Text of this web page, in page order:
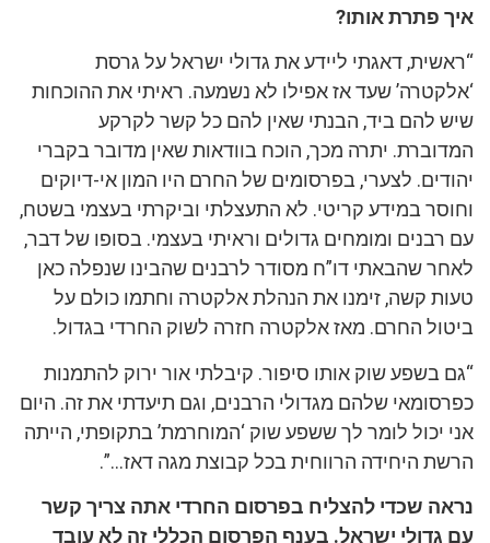
איך פתרת אותו?
“ראשית, דאגתי ליידע את גדולי ישראל על גרסת
‘אלקטרה’ שעד אז אפילו לא נשמעה. ראיתי את ההוכחות
שיש להם ביד, הבנתי שאין להם כל קשר לקרקע
המדוברת. יתרה מכך, הוכח בוודאות שאין מדובר בקברי
יהודים. לצערי, בפרסומים של החרם היו המון אי-דיוקים
וחוסר במידע קריטי. לא התעצלתי וביקרתי בעצמי בשטח,
עם רבנים ומומחים גדולים וראיתי בעצמי. בסופו של דבר,
לאחר שהבאתי דו”ח מסודר לרבנים שהבינו שנפלה כאן
טעות קשה, זימנו את הנהלת אלקטרה וחתמו כולם על
ביטול החרם. מאז אלקטרה חזרה לשוק החרדי בגדול.
“גם בשפע שוק אותו סיפור. קיבלתי אור ירוק להתמנות
כפרסומאי שלהם מגדולי הרבנים, וגם תיעדתי את זה. היום
אני יכול לומר לך ששפע שוק ‘המוחרמת’ בתקופתי, הייתה
הרשת היחידה הרווחית בכל קבוצת מגה דאז…”.
נראה שכדי להצליח בפרסום החרדי אתה צריך קשר
עם גדולי ישראל. בענף הפרסום הכללי זה לא עובד